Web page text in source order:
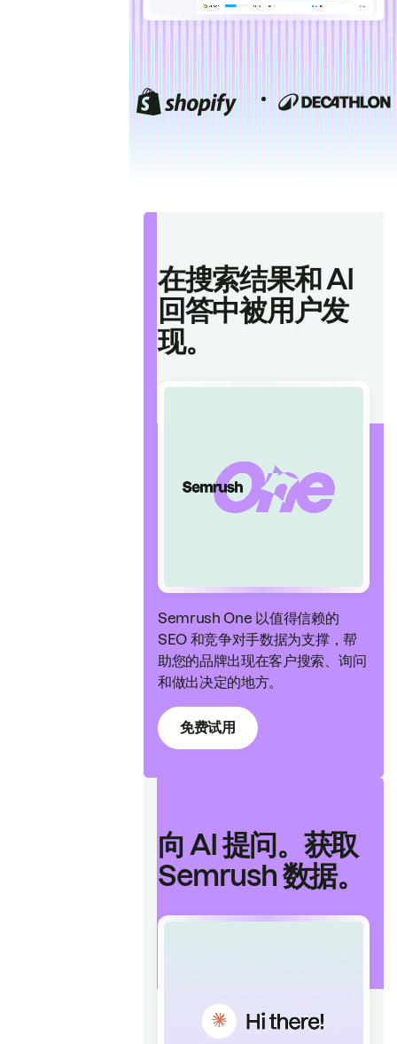
在搜索结果和 AI
回答中被用户发
现。
Semrush One 以值得信赖的
SEO 和竞争对手数据为支撑，帮
助您的品牌出现在客户搜索、询问
和做出决定的地方。
免费试用
向 AI 提问。获取
Semrush 数据。